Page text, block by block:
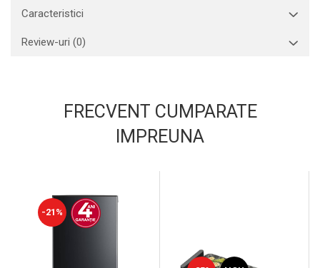
Caracteristici
Review-uri (0)
FRECVENT CUMPARATE
IMPREUNA
-21%